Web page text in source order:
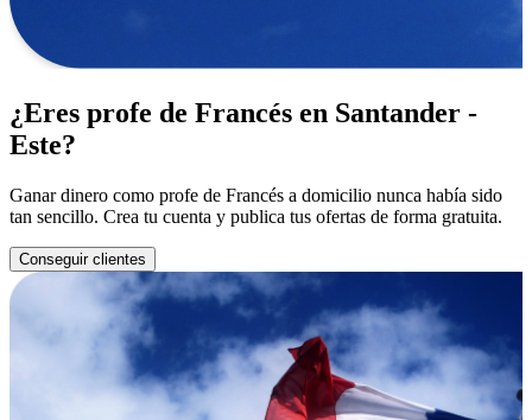
¿Eres profe de Francés en Santander -
Este?
Ganar dinero como profe de Francés a domicilio nunca había sido
tan sencillo. Crea tu cuenta y publica tus ofertas de forma gratuita.
Conseguir clientes